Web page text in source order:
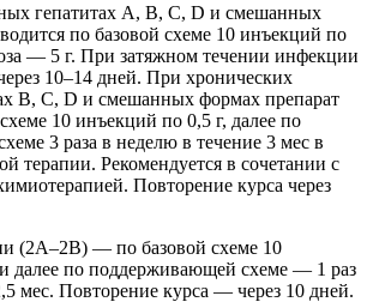
гепатитах А, В, С, D и смешанных
по базовой схеме 10 инъекций по
— 5 г. При затяжном течении инфекции
10–14 дней. При хронических
В, С, D и смешанных формах препарат
10 инъекций по 0,5 г, далее по
3 раза в неделю в течение 3 мес в
терапии. Рекомендуется в сочетании с
Повторение курса через
(2А–2В) — по базовой схеме 10
далее по поддерживающей схеме — 1 раз
мес. Повторение курса — через 10 дней.